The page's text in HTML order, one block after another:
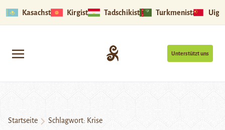
Kasachstan Kirgistan Tadschikistan Turkmenistan
Unterstützt uns
Startseite Schlagwort: Krise